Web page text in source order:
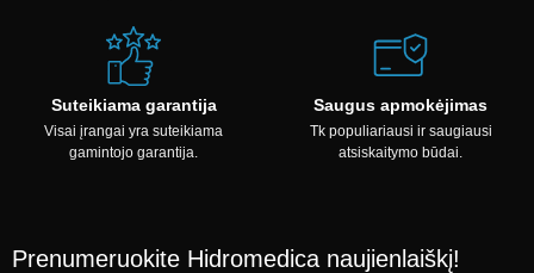
Suteikiama garantija
Visai įrangai yra suteikiama
gamintojo garantija.
Saugus apmokėjimas
Tk populiariausi ir saugiausi
atsiskaitymo būdai.
Prenumeruokite Hidromedica naujienlaiškį!